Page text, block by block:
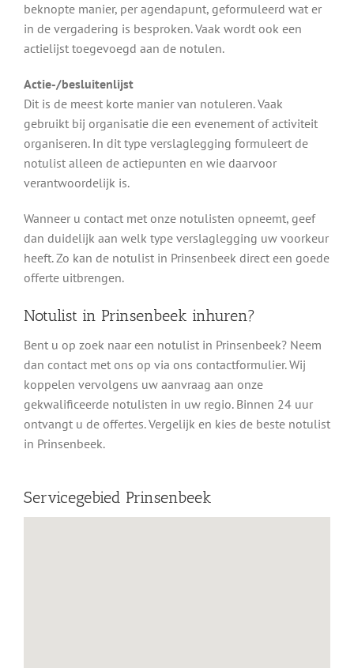
beknopte manier, per agendapunt, geformuleerd wat er
in de vergadering is besproken. Vaak wordt ook een
actielijst toegevoegd aan de notulen.
Actie-/besluitenlijst
Dit is de meest korte manier van notuleren. Vaak
gebruikt bij organisatie die een evenement of activiteit
organiseren. In dit type verslaglegging formuleert de
notulist alleen de actiepunten en wie daarvoor
verantwoordelijk is.
Wanneer u contact met onze notulisten opneemt, geef
dan duidelijk aan welk type verslaglegging uw voorkeur
heeft. Zo kan de notulist in Prinsenbeek direct een goede
offerte uitbrengen.
Notulist in Prinsenbeek inhuren?
Bent u op zoek naar een notulist in Prinsenbeek? Neem
dan contact met ons op via ons contactformulier. Wij
koppelen vervolgens uw aanvraag aan onze
gekwalificeerde notulisten in uw regio. Binnen 24 uur
ontvangt u de offertes. Vergelijk en kies de beste notulist
in Prinsenbeek.
Servicegebied Prinsenbeek